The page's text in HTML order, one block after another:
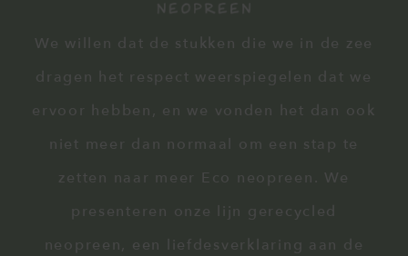
We willen dat de stukken die we in de zee
dragen het respect weerspiegelen dat we
ervoor hebben, en we vonden het dan ook
niet meer dan normaal om een stap te
zetten naar meer Eco neopreen. We
presenteren onze lijn gerecycled
neopreen, een liefdesverklaring aan de